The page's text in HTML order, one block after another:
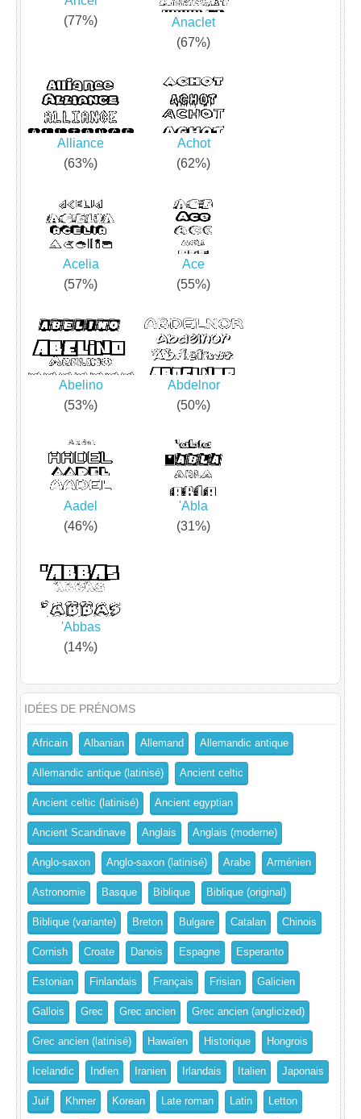
(77%)
Anaclet
(67%)
Alliance
(63%)
Achot
(62%)
Acelia
(57%)
Ace
(55%)
Abelino
(53%)
Abdelnor
(50%)
Aadel
(46%)
'Abla
(31%)
'Abbas
(14%)
IDÉES DE PRÉNOMS
Africain Albanian Allemand Allemandic antique
Allemandic antique (latinisé) Ancient celtic
Ancient celtic (latinisé) Ancient egyptian
Ancient Scandinave Anglais Anglais (moderne)
Anglo-saxon Anglo-saxon (latinisé) Arabe Arménien
Astronomie Basque Biblique Biblique (original)
Biblique (variante) Breton Bulgare Catalan Chinois
Cornish Croate Danois Espagne Esperanto
Estonian Finlandais Français Frisian Galicien
Gallois Grec Grec ancien Grec ancien (anglicized)
Grec ancien (latinisé) Hawaïen Historique Hongrois
Icelandic Indien Iranien Irlandais Italien Japonais
Juif Khmer Korean Late roman Latin Letton